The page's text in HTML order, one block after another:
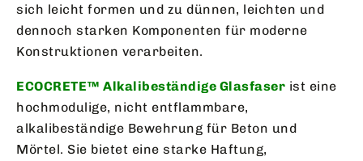
sich leicht formen und zu dünnen, leichten und
dennoch starken Komponenten für moderne
Konstruktionen verarbeiten.
ECOCRETE™ Alkalibeständige Glasfaser ist eine
hochmodulige, nicht entflammbare,
alkalibeständige Bewehrung für Beton und
Mörtel. Sie bietet eine starke Haftung,